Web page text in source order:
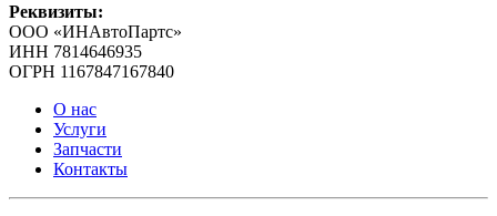
Реквизиты:
ООО «ИНАвтоПартс»
ИНН 7814646935
ОГРН 1167847167840
О нас
Услуги
Запчасти
Контакты